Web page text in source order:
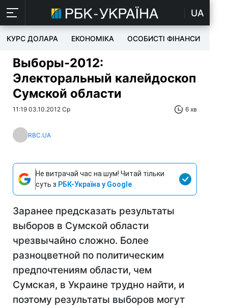
UA
КУРС ДОЛАРА ЕКОНОМІКА ОСОБИСТІ ФІНАНСИ
Выборы-2012:
Электоральный калейдоскоп
Сумской области
11:19 03.10.2012 Ср 6 хв
RBC.UA
Не витрачай час на шум! Читай тільки
суть з РБК-Україна у Google
Заранее предсказать результаты
выборов в Сумской области
чрезвычайно сложно. Более
разноцветной по политическим
предпочтениям области, чем
Сумская, в Украине трудно найти, и
поэтому результаты выборов могут